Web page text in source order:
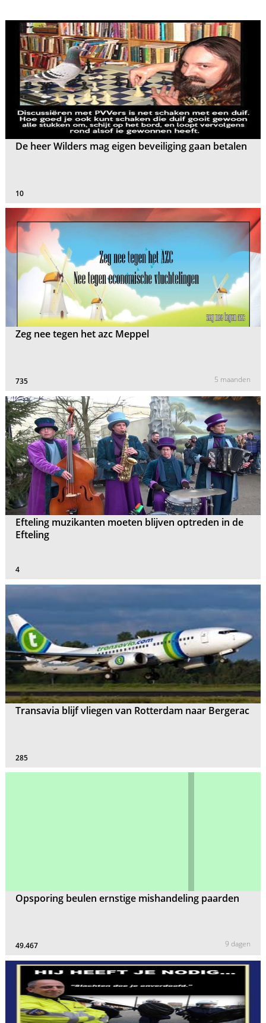
De heer Wilders mag eigen beveiliging gaan betalen
10
Zeg nee tegen het azc Meppel
735 5 maanden
Efteling muzikanten moeten blijven optreden in de
Efteling
4
Transavia blijf vliegen van Rotterdam naar Bergerac
285
Opsporing beulen ernstige mishandeling paarden
49.467 9 dagen